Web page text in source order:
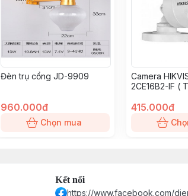
Đèn trụ cổng JD-9909
960.000đ
Chọn mua
Camera
2CE16B2-IF (
415.000đ
Kết nối
https://www.facebook.com/